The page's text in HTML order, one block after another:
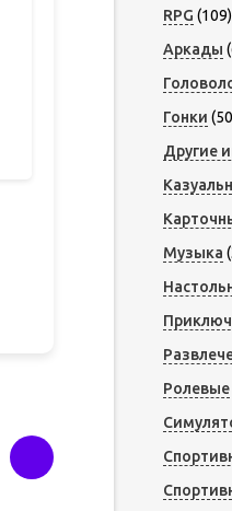
RPG (109)
Аркады
Гонки
Другие
Музыка
Ролевые